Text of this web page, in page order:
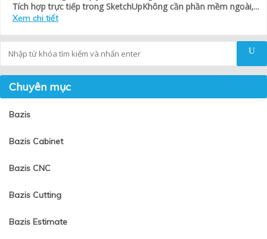
Tích hợp trực tiếp trong SketchUpKhông cần phần mềm ngoài,...
Xem chi tiết
Chuyên mục
Bazis
Bazis Cabinet
Bazis CNC
Bazis Cutting
Bazis Estimate